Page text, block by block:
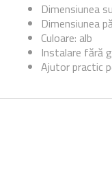
Dimensiunea
Dimensiunea
Culoare: alb
Instalare fără
Ajutor practic